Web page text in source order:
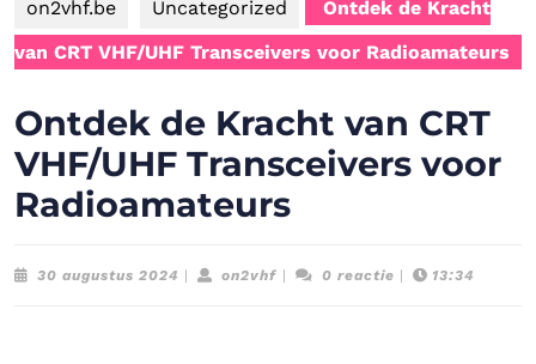
on2vhf.be Uncategorized
Ontdek de Kracht
van CRT VHF/UHF Transceivers voor Radioamateurs
Ontdek de Kracht van CRT
VHF/UHF Transceivers voor
Radioamateurs
30 augustus 2024 30
on2vhfon2vhf0 reactie 13:34